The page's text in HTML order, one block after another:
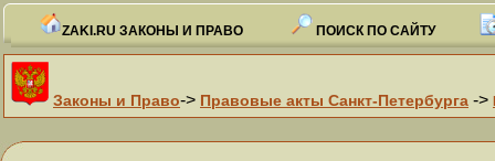
ZAKI.RU ЗАКОНЫ И ПРАВО ПОИСК ПО САЙТУ
Законы и Право-> Правовые акты Санкт-Петербурга ->